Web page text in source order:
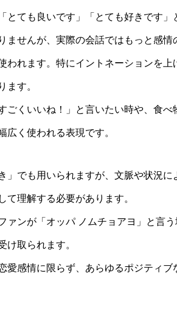
とても良いです」「とても好きです」
ませんが、実際の会話ではもっと感情
われます。特にイントネーションを
ます。
ごくいいね！」と言いたい時や、食
広く使われる表現です。
」でも用いられますが、文脈や状況
て理解する必要があります。
ァンが「オッパ ノムチョアヨ」と言
け取られます。
愛感情に限らず、あらゆるポジティ